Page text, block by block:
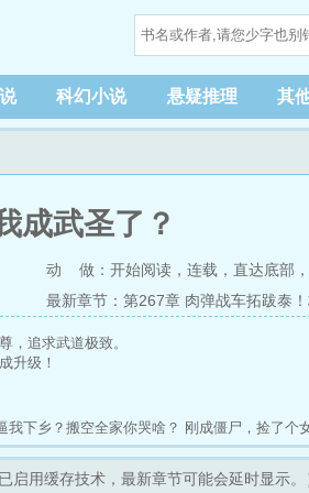
科幻小说 悬疑推理 其
成武圣了？
动 做： 开始阅读，连载， 直达底部 ，
最新章节：第267章 肉弹战车拓跋泰！
，追求武道极致。
升级！
自动合成，恭喜您获得真·淬体三十式】
心剑骨】
……】
我下乡？搬空全家你哭啥？ 刚成僵尸，捡了个
敌 华娱之我是一名历史片导演 少林侠影传奇
启用缓存技术，最新章节可能会延时显示。